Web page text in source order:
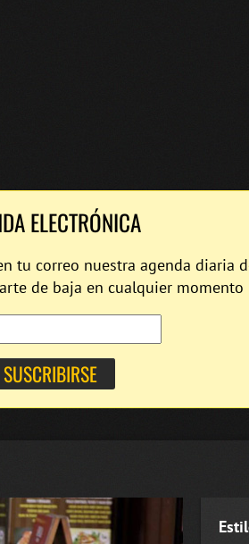
ELECTRÓNICA
tu correo nuestra agenda diaria
de baja en cualquier momento